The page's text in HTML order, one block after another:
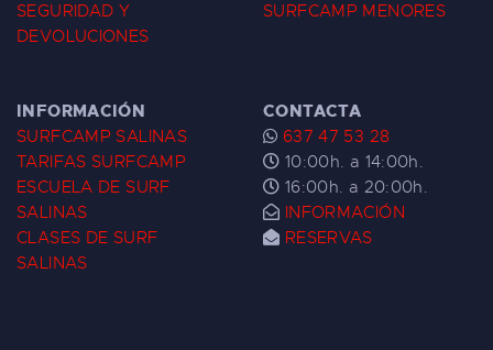
SEGURIDAD Y
DEVOLUCIONES
SURFCAMP MENORES
INFORMACIÓN
SURFCAMP SALINAS
TARIFAS SURFCAMP
ESCUELA DE SURF
SALINAS
CLASES DE SURF
SALINAS
CONTACTA
637 47 53 28
10:00h. a 14:00h.
16:00h. a 20:00h.
INFORMACIÓN
RESERVAS